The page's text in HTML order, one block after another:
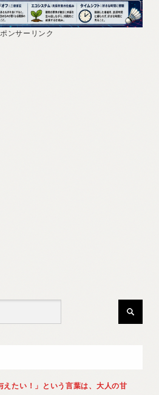
ンサーリンク
えたい！」という言葉は、大人の甘